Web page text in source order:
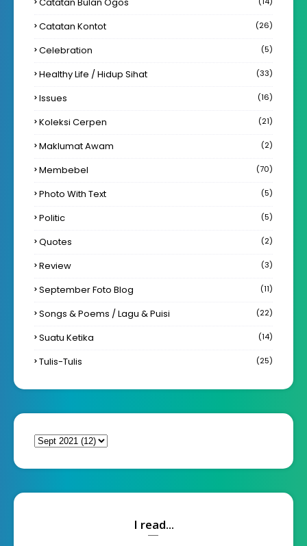
Catatan Bulan Ogos
Catatan Kontot (26)
Celebration (5)
Healthy Life / Hidup Sihat (33)
Issues (16)
Koleksi Cerpen (21)
Maklumat Awam (2)
Membebel (70)
Photo With Text (5)
Politic (5)
Quotes (2)
Review (3)
September Foto Blog (11)
Songs & Poems / Lagu & Puisi (22)
Suatu Ketika (14)
Tulis-Tulis (25)
I read...